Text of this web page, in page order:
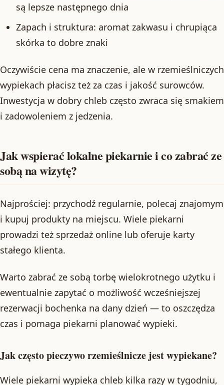
są lepsze następnego dnia
Zapach i struktura: aromat zakwasu i chrupiąca
skórka to dobre znaki
Oczywiście cena ma znaczenie, ale w rzemieślniczych
wypiekach płacisz też za czas i jakość surowców.
Inwestycja w dobry chleb często zwraca się smakiem
i zadowoleniem z jedzenia.
Jak wspierać lokalne piekarnie i co zabrać ze
sobą na wizytę?
Najprościej: przychodź regularnie, polecaj znajomym
i kupuj produkty na miejscu. Wiele piekarni
prowadzi też sprzedaż online lub oferuje karty
stałego klienta.
Warto zabrać ze sobą torbę wielokrotnego użytku i
ewentualnie zapytać o możliwość wcześniejszej
rezerwacji bochenka na dany dzień — to oszczędza
czas i pomaga piekarni planować wypieki.
Jak często pieczywo rzemieślnicze jest wypiekane?
Wiele piekarni wypieka chleb kilka razy w tygodniu,